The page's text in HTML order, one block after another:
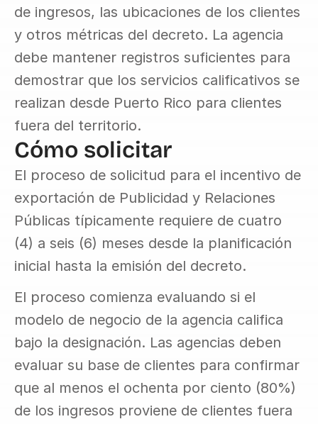
de ingresos, las ubicaciones de los clientes
y otros métricas del decreto. La agencia
debe mantener registros suficientes para
demostrar que los servicios calificativos se
realizan desde Puerto Rico para clientes
fuera del territorio.
Cómo solicitar
El proceso de solicitud para el incentivo de
exportación de Publicidad y Relaciones
Públicas típicamente requiere de cuatro
(4) a seis (6) meses desde la planificación
inicial hasta la emisión del decreto.
El proceso comienza evaluando si el
modelo de negocio de la agencia califica
bajo la designación. Las agencias deben
evaluar su base de clientes para confirmar
que al menos el ochenta por ciento (80%)
de los ingresos proviene de clientes fuera